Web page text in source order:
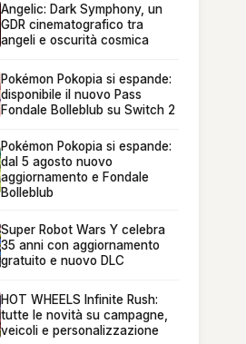
Angelic: Dark Symphony, un
GDR cinematografico tra
angeli e oscurità cosmica
Pokémon Pokopia si espande:
disponibile il nuovo Pass
Fondale Bolleblub su Switch 2
Pokémon Pokopia si espande:
dal 5 agosto nuovo
aggiornamento e Fondale
Bolleblub
Super Robot Wars Y celebra
35 anni con aggiornamento
gratuito e nuovo DLC
HOT WHEELS Infinite Rush:
tutte le novità su campagne,
veicoli e personalizzazione